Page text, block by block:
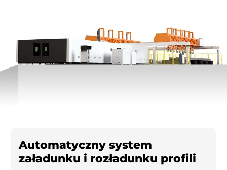
Automatyczny system
załadunku i rozładunku profili